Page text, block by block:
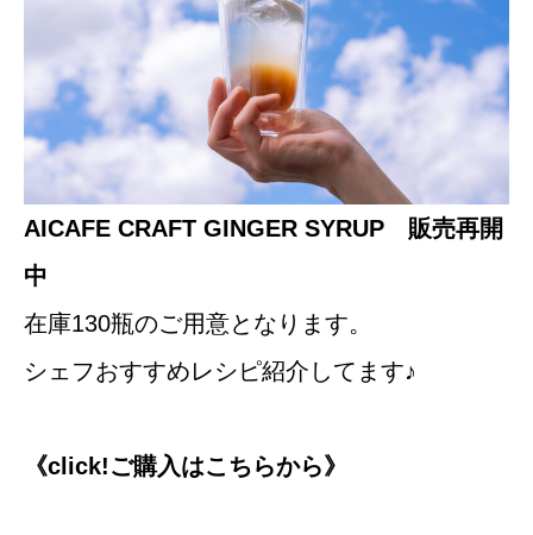
AICAFE CRAFT GINGER SYRUP
販売再開
中
在庫130瓶のご用意となります。
シェフおすすめレシピ紹介してます♪
《click!ご購入はこちらから》